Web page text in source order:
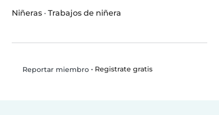
Niñeras · Trabajos de niñera
Reportar miembro• Registrate gratis